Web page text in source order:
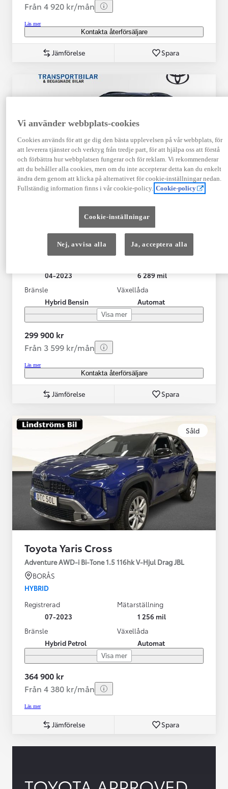
Från 4 920 kr/mån
Läs mer
Kontakta återförsäljare
Jämförelse Spara
Toyota Yaris Cross
Toyota Yaris Cross 1,5 Hybrid Adventure Drag V-Hjul
KRYLBO
04-2023
6 289 mil
Bränsle
Hybrid Bensin
Växellåda
Automat
Visa mer
299 900 kr
Från 3 599 kr/mån
Läs mer
Kontakta återförsäljare
Jämförelse Spara
Såld
Toyota Yaris Cross
Adventure AWD-i Bi-Tone 1.5 116hk V-Hjul Drag JBL
BORÅS
HYBRID
Registrerad
07-2023
Mätarställning
1 256 mil
Bränsle
Hybrid Petrol
Växellåda
Automat
Visa mer
364 900 kr
Från 4 380 kr/mån
Läs mer
Jämförelse Spara
Vi använder webbplats-cookies
Cookies används för att ge dig den bästa upplevelsen på vår webbplats, för
att leverera tjänster och verktyg från tredje part, för att hjälpa oss att förstå
och förbättra hur webbplatsen fungerar och för reklam. Vi rekommenderar
att du behåller alla cookies, men om du inte accepterar detta kan du enkelt
ändra dem genom att klicka på alternativet för cookie-inställningar nedan.
Fullständig information finns i vår cookie-policy. Cookie-policy
Cookie-inställningar
Nej, avvisa alla Ja, acceptera alla